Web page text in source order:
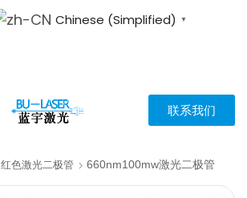
Chinese (Simplified) ▼
联系我们
红色激光二极管 660nm100mw激光二极管